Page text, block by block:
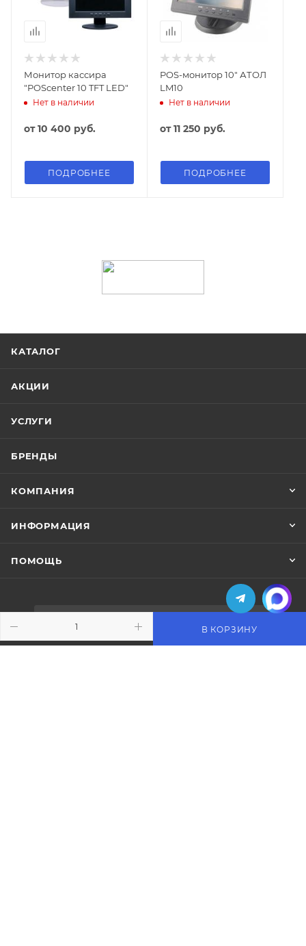
В КОРЗИНУ
Монитор кассира
"POScenter 10 TFT LED"
Нет в наличии
от10 400 руб.
ПОДРОБНЕЕ
POS-монитор 10" АТОЛ
LM10
Нет в наличии
от11 250 руб.
ПОДРОБНЕЕ
КАТАЛОГ
АКЦИИ
УСЛУГИ
БРЕНДЫ
КОМПАНИЯ
ИНФОРМАЦИЯ
ПОМОЩЬ
ПОДПИСАТЬСЯ НА РАССЫЛКУ